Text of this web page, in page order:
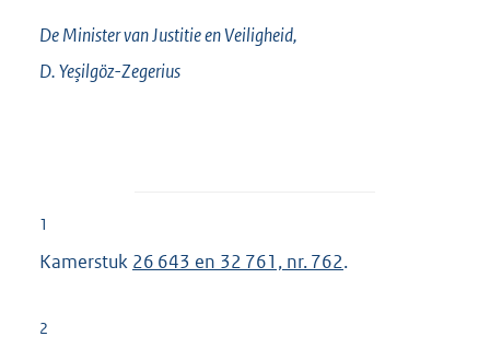
De Minister van Justitie en Veiligheid,
D.Yeşilgöz-Zegerius
1
Kamerstuk 26 643 en 32 761, nr. 762.
2